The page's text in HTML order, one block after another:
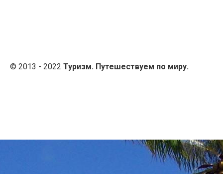
© 2013 - 2022 Туризм. Путешествуем по миру.